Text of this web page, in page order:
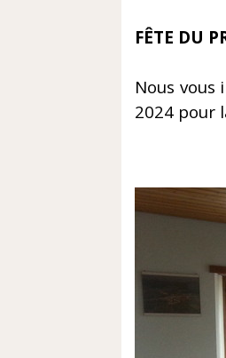
FÊTE DU
Nous
2024 pour